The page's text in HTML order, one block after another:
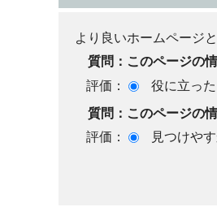
より良いホームページ
質問：このページの
評価：
役に立った
質問：このページの
評価：
見つけや